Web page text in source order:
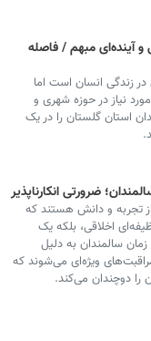
مبهم / فاصله
زندگی انسان است اما
نیاز در حوزه شهری و
استان گلستان را در یک
ضرورتی انکارناپذیر
تجربه و دانش هستند که
اخلاقی، بلکه یک
سالمندان به دلیل
ویژه‌ای می‌شوند که
را دوچندان می‌کند.